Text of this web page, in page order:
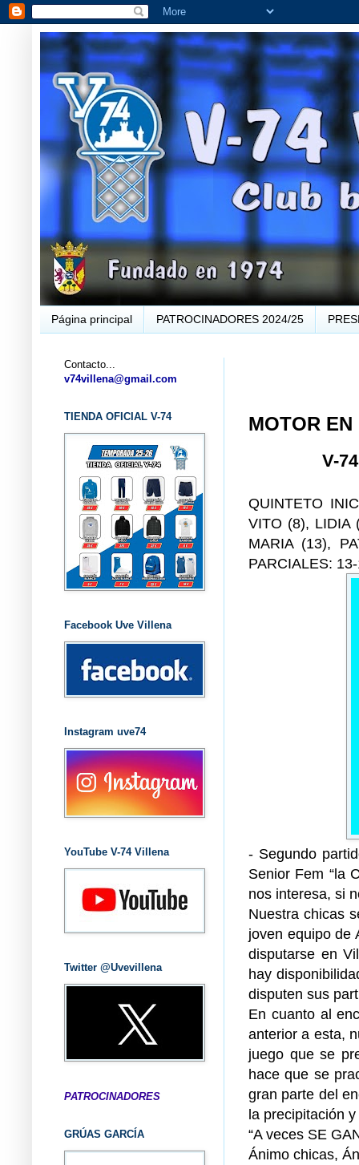
Página principal PATROCINADORES 2024/25
MOTOR
V-
QUINTETO
VITO (8), LIDIA
MARIA (13),
PARCIALES:
- Segundo
Senior Fem “la
nos interesa, si
Nuestra chicas
joven equipo de
disputarse en
hay
disputen sus
En cuanto al
anterior a esta,
juego que se
hace que se
gran parte del
la precipitación
“A veces SE
Ánimo chicas,
Contacto...
v74villena@gmail.com
TIENDA OFICIAL V-74
Facebook Uve Villena
Instagram uve74
YouTube V-74 Villena
Twitter @Uvevillena
PATROCINADORES
GRÚAS GARCÍA